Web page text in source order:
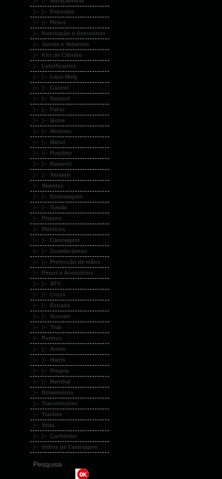
¦-- ¦-- Esponjas
¦-- ¦-- Pesos
¦-- Iluminação e Acessórios
¦-- Juntas e Vedantes
¦-- Kits de Cilindro
¦-- Lubrificantes
¦-- ¦-- Liqui Moly
¦-- ¦-- Castrol
¦-- ¦-- Denicol
¦-- ¦-- Faher
¦-- ¦-- Ipone
¦-- ¦-- Motorex
¦-- ¦-- Motul
¦-- ¦-- Putoline
¦-- ¦-- Ravenol
¦-- ¦-- Xeramic
¦-- Manetes
¦-- ¦-- Embraiagem
¦-- ¦-- Travão
¦-- Pistons
¦-- Plásticos
¦-- ¦-- Carenagem
¦-- ¦-- Guarda-lamas
¦-- ¦-- Protecção de mãos
¦-- Pneus e Acessórios
¦-- ¦-- ATV
¦-- ¦-- Cross
¦-- ¦-- Estrada
¦-- ¦-- Scooter
¦-- ¦-- Trial
¦-- Punhos
¦-- ¦-- Ariete
¦-- ¦-- Harris
¦-- ¦-- Progrip
¦-- ¦-- Renthal
¦-- Rolamentos
¦-- Transmissões
¦-- Travões
¦-- Velas
¦-- ¦-- Cachimbo
¦-- Vidros de Carenagem
Pesquisa